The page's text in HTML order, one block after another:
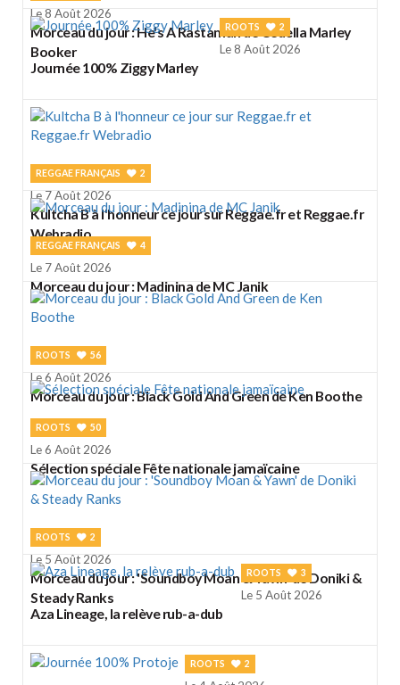
Le 8 Août 2026
Morceau du jour : He's A Rastaman de Cedella Marley
Booker
ROOTS 2
Le 8 Août 2026
Journée 100% Ziggy Marley
REGGAE FRANÇAIS 2
Le 7 Août 2026
Kultcha B à l'honneur ce jour sur Reggae.fr et Reggae.fr
Webradio
REGGAE FRANÇAIS 4
Le 7 Août 2026
Morceau du jour : Madinina de MC Janik
ROOTS 56
Le 6 Août 2026
Morceau du jour : Black Gold And Green de Ken Boothe
ROOTS 50
Le 6 Août 2026
Sélection spéciale Fête nationale jamaïcaine
ROOTS 2
Le 5 Août 2026
Morceau du jour : 'Soundboy Moan & Yawn' de Doniki &
Steady Ranks
ROOTS 3
Le 5 Août 2026
Aza Lineage, la relève rub-a-dub
ROOTS 2